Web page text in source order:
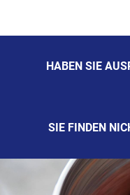
HABEN SIE
SIE FINDEN